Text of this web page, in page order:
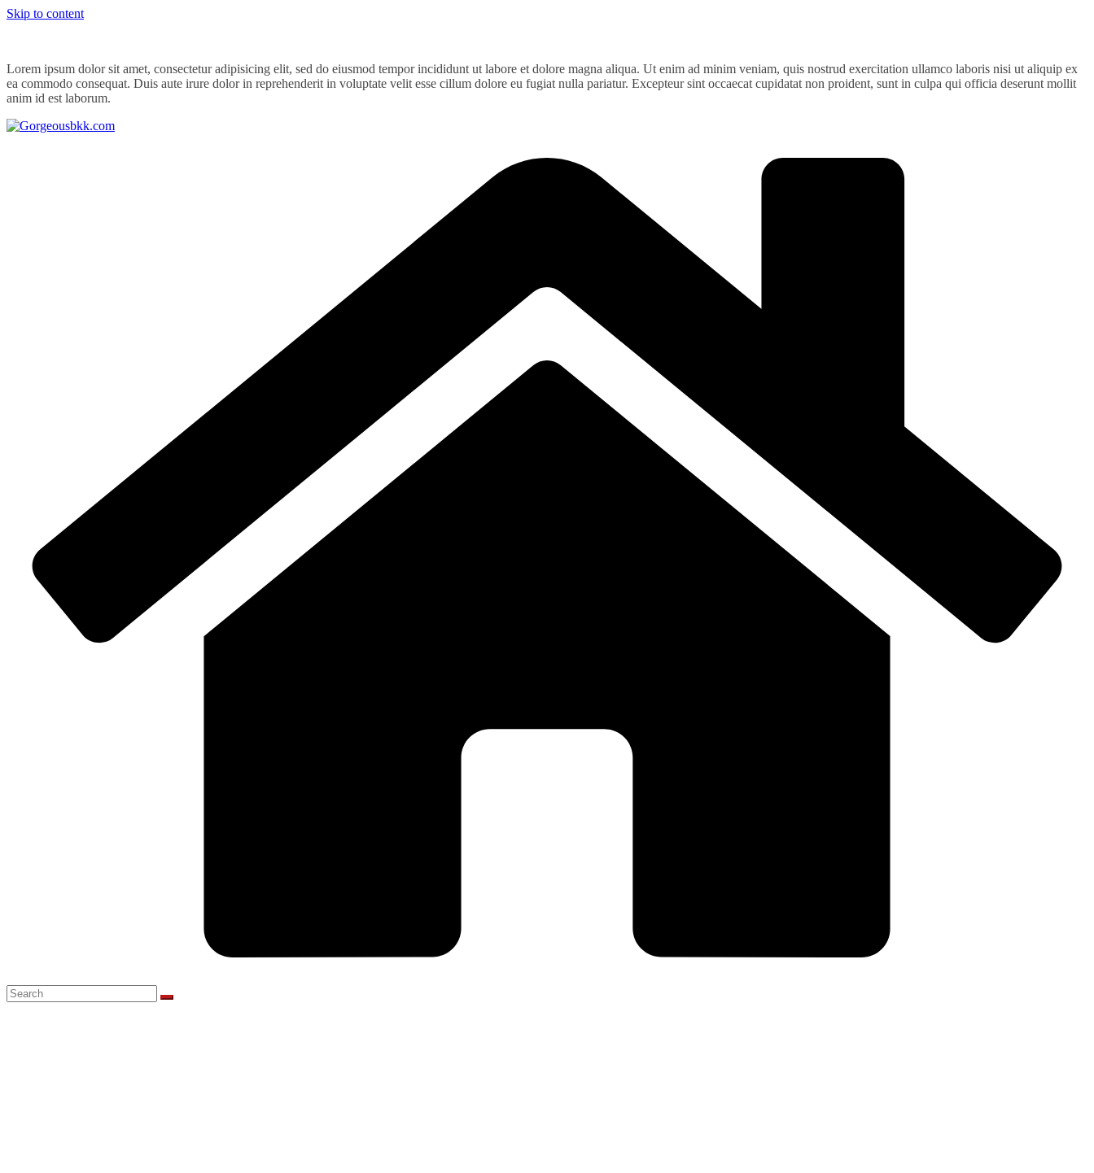
Skip to content
Lorem ipsum dolor sit amet, consectetur adipisicing elit, sed do eiusmod tempor incididunt ut labore et dolore magna aliqua. Ut enim ad minim veniam, quis nostrud exercitation ullamco laboris nisi ut aliquip ex
ea commodo consequat. Duis aute irure dolor in reprehenderit in voluptate velit esse cillum dolore eu fugiat nulla pariatur. Excepteur sint occaecat cupidatat non proident, sunt in culpa qui officia deserunt mollit
anim id est laborum.